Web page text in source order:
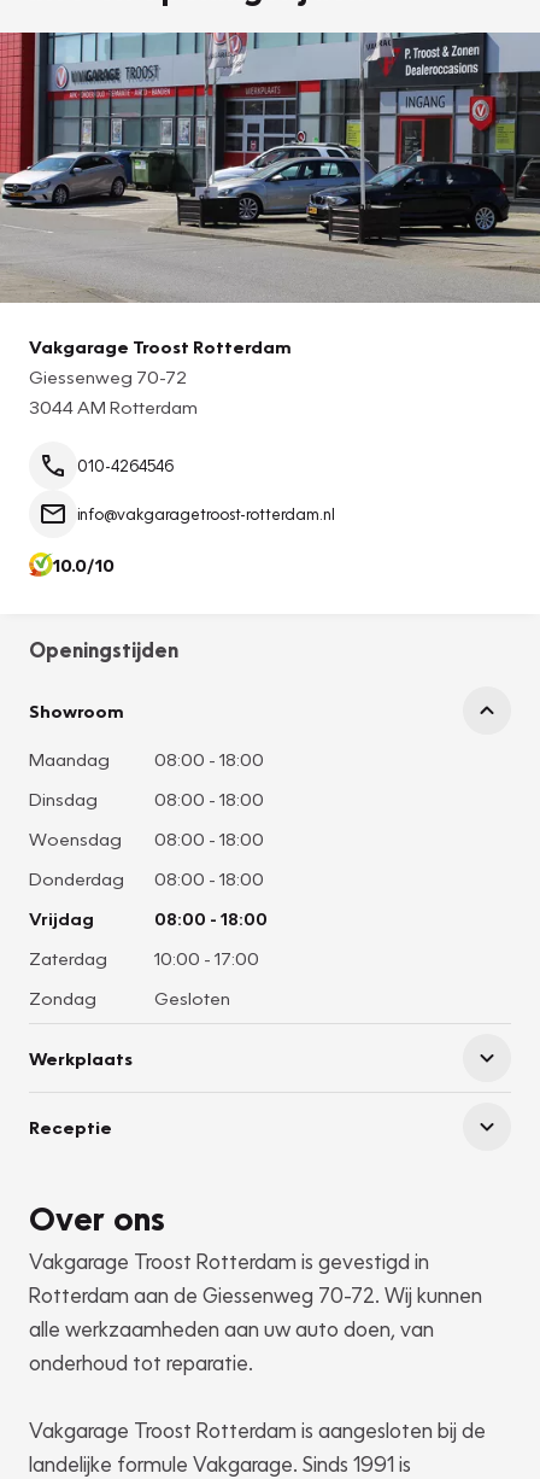
Vakgarage Troost Rotterdam
Giessenweg 70-72
3044 AM Rotterdam
010-4264546
info@vakgaragetroost-rotterdam.nl
10.0/10
Openingstijden
Showroom
Maandag 08:00 - 18:00
Dinsdag
08:00 - 18:00
Woensdag
08:00 - 18:00
Donderdag
08:00 - 18:00
Vrijdag
08:00 - 18:00
Zaterdag
10:00 - 17:00
Zondag
Gesloten
Werkplaats
Receptie
Over ons
Vakgarage Troost Rotterdam is gevestigd in
Rotterdam aan de Giessenweg 70-72. Wij kunnen
alle werkzaamheden aan uw auto doen, van
onderhoud tot reparatie.
Vakgarage Troost Rotterdam is aangesloten bij de
landelijke formule Vakgarage. Sinds 1991 is